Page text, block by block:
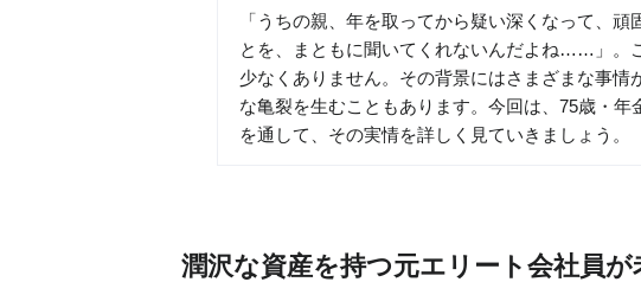
「うちの親、年を取ってから疑い深くなって、
とを、まともに聞いてくれないんだよね……」。
少なくありません。その背景にはさまざまな事情
な亀裂を生むこともあります。今回は、75歳・
を通して、その実情を詳しく見ていきましょう。
潤沢な資産を持つ元エリート会社員